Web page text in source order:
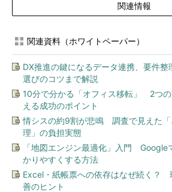
関連情報
関連資料（ホワイトペーパー）
DX推進の鍵になるデータ連携、要件
選びのコツまで解説
10分で分かる「オフィス移転」 2つ
える成功のポイント
情シスの約9割が悲鳴 調査で見えた「
理」の負担実態
「地図エンジン最適化」入門 Google
かりやすくする方法
Excel・紙帳票への依存はなぜ続く？
善のヒント